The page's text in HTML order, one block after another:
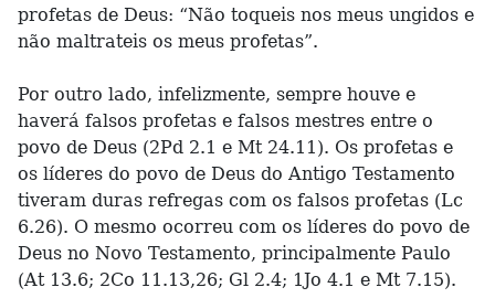
profetas de Deus: “Não toqueis nos meus ungidos e
não maltrateis os meus profetas”.
Por outro lado, infelizmente, sempre houve e
haverá falsos profetas e falsos mestres entre o
povo de Deus (2Pd 2.1 e Mt 24.11). Os profetas e
os líderes do povo de Deus do Antigo Testamento
tiveram duras refregas com os falsos profetas (Lc
6.26). O mesmo ocorreu com os líderes do povo de
Deus no Novo Testamento, principalmente Paulo
(At 13.6; 2Co 11.13,26; Gl 2.4; 1Jo 4.1 e Mt 7.15).